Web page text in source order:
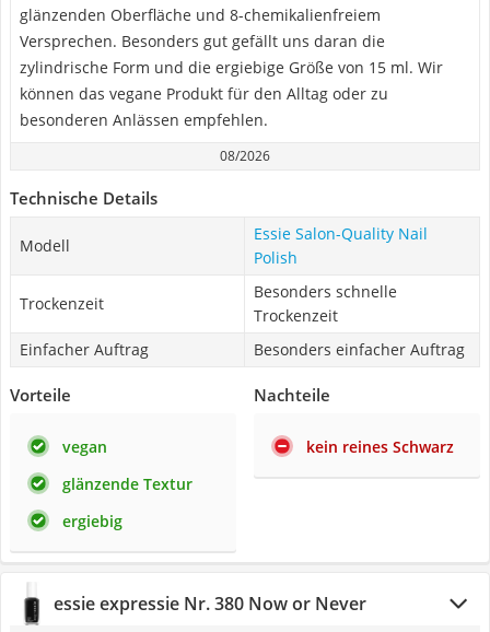
glänzenden Oberfläche und 8-chemikalienfreiem
Versprechen. Besonders gut gefällt uns daran die
zylindrische Form und die ergiebige Größe von 15 ml. Wir
können das vegane Produkt für den Alltag oder zu
besonderen Anlässen empfehlen.
08/2026
Technische Details
Modell
Essie Salon-Quality Nail
Polish
Trockenzeit
Besonders schnelle
Trockenzeit
Einfacher Auftrag
Besonders einfacher Auftrag
Vorteile
vegan
glänzende Textur
ergiebig
Nachteile
kein reines Schwarz
essie expressie Nr. 380 Now or Never